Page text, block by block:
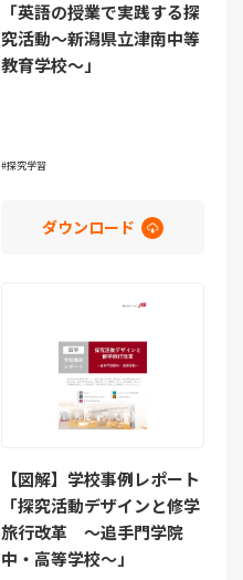
「英語の授業で実践する探
究活動～新潟県立津南中等
教育学校～」
探究学習
ダウンロード
【図解】学校事例レポート
「探究活動デザインと修学
旅行改革 ～追手門学院
中・高等学校～」